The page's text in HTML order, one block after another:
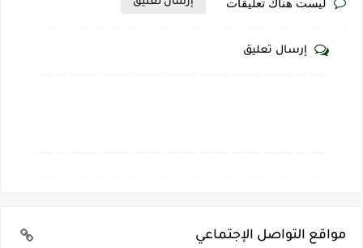
ليست هناك تعليقات إرسال تعليق
إرسال تعليق
مواقع التواصل الإجتماعي